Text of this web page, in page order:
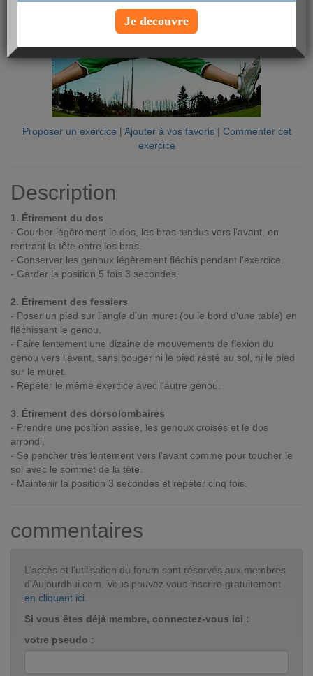
Proposer un exercice | Ajouter à vos favoris| Commenter cet
exercice
Description
1. Étirement du dos
- Courber légèrement le dos, les bras tendus vers l'avant, en
rentrant la tête entre les bras.
- Conserver les genoux légèrement fléchis pendant l'exercice.
- Garder la position 5 fois 3 secondes.
2. Étirement des fessiers
- Poser un pied sur l'angle d'un muret (ou le bord d'une table) en
fléchissant le genou.
- Faire lentement une dizaine de mouvements de flexion du
genou vers l'avant, sans bouger ni le pied resté au sol, ni le pied
sur le muret.
- Répéter le même exercice avec l'autre genou.
3. Étirement des dorsolombaires
- Prendre une position assise, les genoux croisés et le dos
arrondi.
- Se pencher très lentement vers l'avant comme pour toucher le
sol avec le sommet de la tête.
- Maintenir la position 3 secondes et répéter cinq fois.
commentaires
L’accès et l’utilisation du forum sont réservés aux membres
d'Aujourdhui.com. Vous pouvez vous inscrire gratuitement
en cliquant ici
Si vous êtes déjà membre, connectez-vous ici :
votre pseudo :
Je decouvre